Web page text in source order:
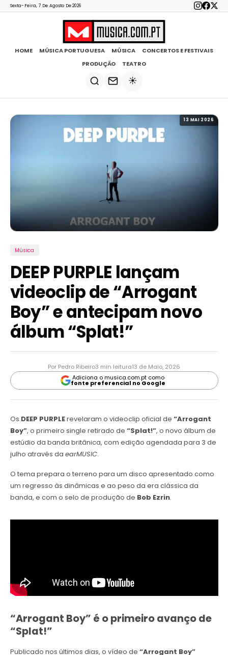
Sexta-Feira, 7 De Agosto De 2026
HOME MÚSICA PORTUGUESA MÚSICA
CONCERTOS E FESTIVAIS
PRODUÇÃO
TEATRO
☀️
13 MAI 2026
Música
DEEP PURPLE lançam
videoclip de “Arrogant
Boy” e antecipam novo
álbum “Splat!”
Por Pedro Ribeiro3 min leitura13 de Maio, 2026
Adiciona o musica.com.pt como
fonte preferencial no Google
Os DEEP PURPLErevelaram o videoclip oficial de “Arrogant
Boy”, o primeiro single retirado de “Splat!”, o novo álbum de
estúdio da banda britânica, com edição agendada para 3 de
julho através da earMUSIC.
O tema prepara o terreno para um disco apresentado como
um regresso às dinâmicas e ao peso da era clássica da
banda, e com o selo de produção de Bob Ezrin.
“Arrogant Boy” é o primeiro avanço de
“Splat!”
Publicado nos últimos dias, o vídeo de “Arrogant Boy”